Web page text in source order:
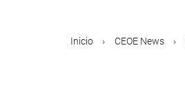
Inicio CEOE News